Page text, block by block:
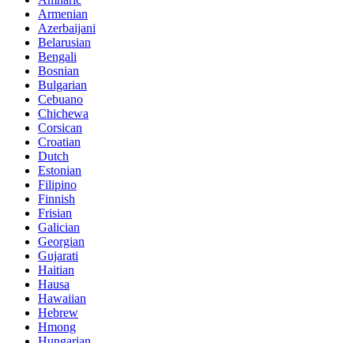
Armenian
Azerbaijani
Belarusian
Bengali
Bosnian
Bulgarian
Cebuano
Chichewa
Corsican
Croatian
Dutch
Estonian
Filipino
Finnish
Frisian
Galician
Georgian
Gujarati
Haitian
Hausa
Hawaiian
Hebrew
Hmong